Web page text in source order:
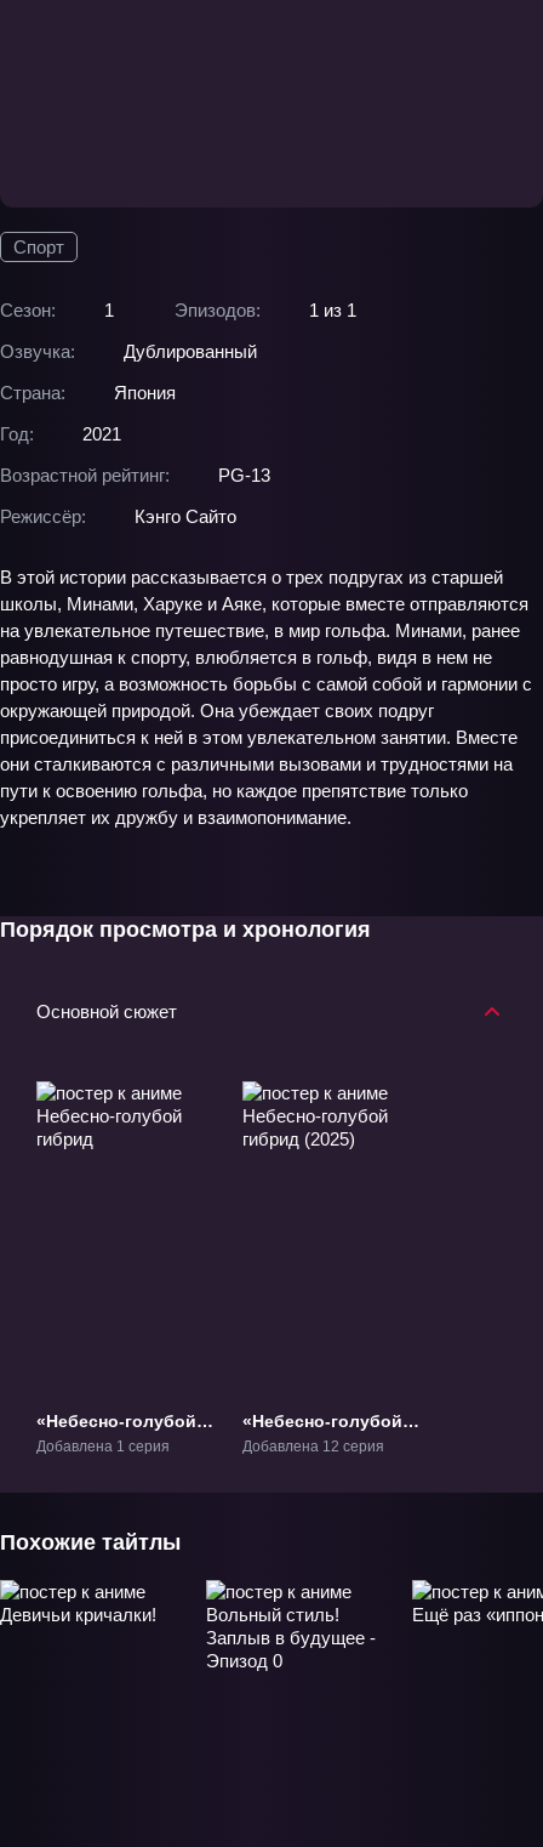
Спорт
Сезон: 1 Эпизодов:
1 из 1
Озвучка:
Дублированный
Страна:
Япония
Год:
2021
Возрастной рейтинг:
PG-13
Режиссёр:
Кэнго Сайто
В этой истории рассказывается о трех подругах из старшей
школы, Минами, Харуке и Аяке, которые вместе отправляются
на увлекательное путешествие, в мир гольфа. Минами, ранее
равнодушная к спорту, влюбляется в гольф, видя в нем не
просто игру, а возможность борьбы с самой собой и гармонии с
окружающей природой. Она убеждает своих подруг
присоединиться к ней в этом увлекательном занятии. Вместе
они сталкиваются с различными вызовами и трудностями на
пути к освоению гольфа, но каждое препятствие только
укрепляет их дружбу и взаимопонимание.
Порядок просмотра и хронология
Основной сюжет
«Небесно-голубой
гибрид» ОВА-1
Добавлена 1 серия
«Небесно-голубой
гибрид (2025)» ТВ-1
Добавлена 12 серия
Похожие тайтлы